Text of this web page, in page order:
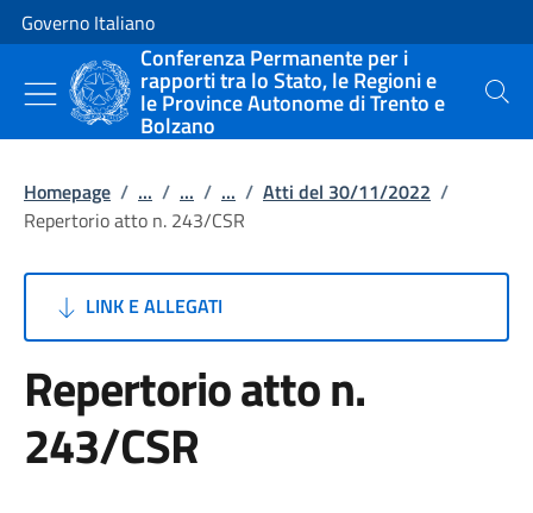
Vai al contenuto
Vai alla navigazione del sito
Governo Italiano
Conferenza Permanente per i
rapporti tra lo Stato, le Regioni e
le Province Autonome di Trento e
Bolzano
Cerca
Homepage / ... / ... / ... / Atti del 30/11/2022 /
Repertorio atto n. 243/CSR
LINK E ALLEGATI
Repertorio atto n.
243/CSR